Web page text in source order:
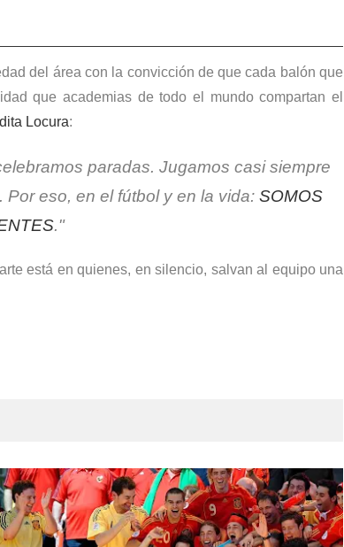
del área con la convicción de que cada balón que
que academias de todo el mundo compartan el
Locura:
paradas. Jugamos casi siempre
eso, en el fútbol y en la vida: SOMOS
."
está en quienes, en silencio, salvan al equipo una